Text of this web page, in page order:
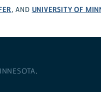
, AND UNIVERSITY OF
.